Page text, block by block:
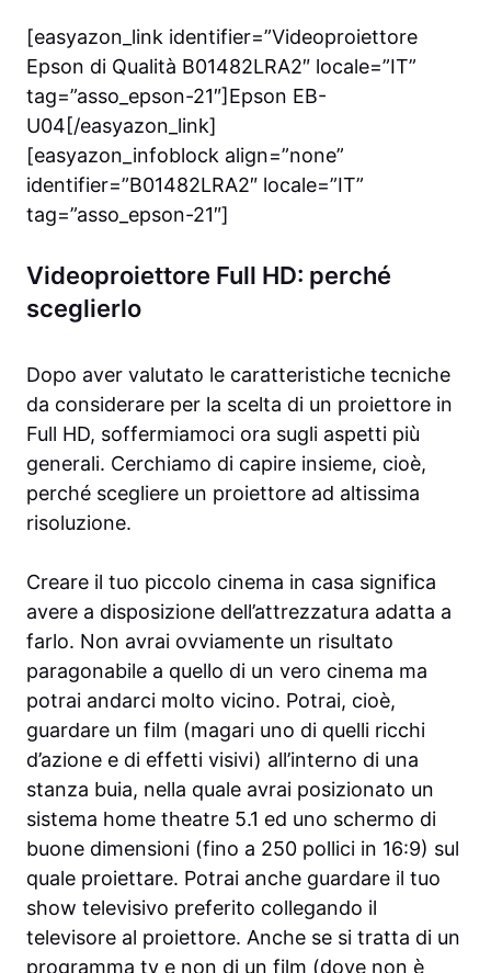
[easyazon_link identifier=”Videoproiettore
Epson di Qualità B01482LRA2″ locale=”IT”
tag=”asso_epson-21″]Epson EB-
U04[/easyazon_link]
[easyazon_infoblock align=”none”
identifier=”B01482LRA2″ locale=”IT”
tag=”asso_epson-21″]
Videoproiettore Full HD: perché
sceglierlo
Dopo aver valutato le caratteristiche tecniche
da considerare per la scelta di un proiettore in
Full HD, soffermiamoci ora sugli aspetti più
generali. Cerchiamo di capire insieme, cioè,
perché scegliere un proiettore ad altissima
risoluzione.
Creare il tuo piccolo cinema in casa significa
avere a disposizione dell’attrezzatura adatta a
farlo. Non avrai ovviamente un risultato
paragonabile a quello di un vero cinema ma
potrai andarci molto vicino. Potrai, cioè,
guardare un film (magari uno di quelli ricchi
d’azione e di effetti visivi) all’interno di una
stanza buia, nella quale avrai posizionato un
sistema home theatre 5.1 ed uno schermo di
buone dimensioni (fino a 250 pollici in 16:9) sul
quale proiettare. Potrai anche guardare il tuo
show televisivo preferito collegando il
televisore al proiettore. Anche se si tratta di un
programma tv e non di un film (dove non è